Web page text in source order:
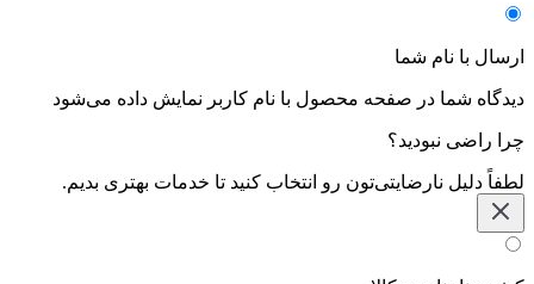
ارسال با نام شما
دیدگاه شما در صفحه محصول با نام کاربر نمایش داده می‌شود
چرا راضی نبودید؟
لطفاً دلیل نارضایتی‌تون رو انتخاب کنید تا خدمات بهتری بدیم.